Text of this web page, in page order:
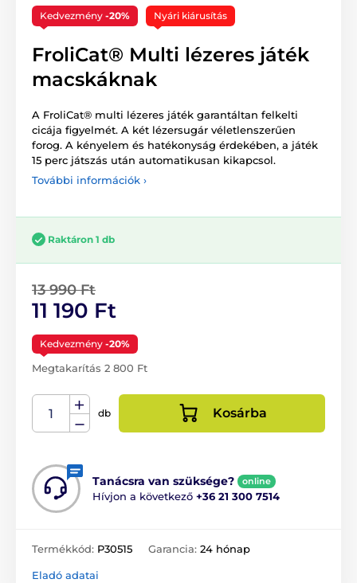
Kedvezmény -20% Nyári kiárusítás
FroliCat® Multi lézeres játék
macskáknak
A FroliCat® multi lézeres játék garantáltan felkelti
cicája figyelmét. A két lézersugár véletlenszerűen
forog. A kényelem és hatékonyság érdekében, a játék
15 perc játszás után automatikusan kikapcsol.
További információk ›
Raktáron 1 db
13 990 Ft
11 190 Ft
Kedvezmény -20%
Megtakarítás 2 800 Ft
db Kosárba
Tanácsra van szüksége? online
Hívjon a következő +36 21 300 7514
Termékkód: P30515 Garancia: 24 hónap
Eladó adatai